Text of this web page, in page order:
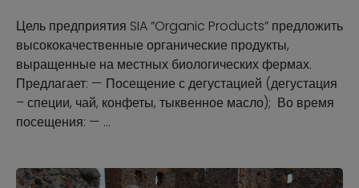
Цель предприятия SIA ”Organic Products” предложить
высококачественные органические продукты,
выращенные на местных биологических фермах.
Предлагает: — Посещение с дегустацией (дегустация
– специи, чай, конфеты, тыквенное масло); Во время
посещения: — …